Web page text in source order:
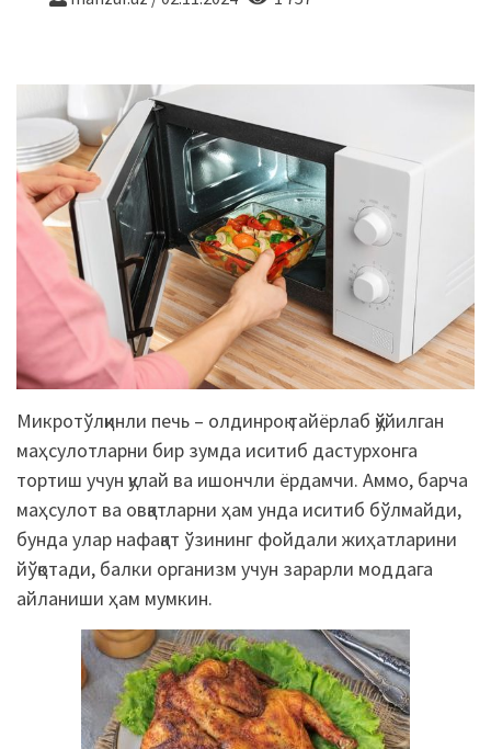
Микротўлқинли печь – олдинроқ тайёрлаб қўйилган
маҳсулотларни бир зумда иситиб дастурхонга
тортиш учун қулай ва ишончли ёрдамчи. Аммо, барча
маҳсулот ва овқатларни ҳам унда иситиб бўлмайди,
бунда улар нафақат ўзининг фойдали жиҳатларини
йўқотади, балки организм учун зарарли моддага
айланиши ҳам мумкин.